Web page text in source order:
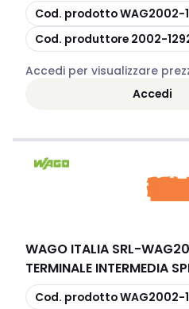
copia
Cod. prodottoWAG2002-
copia
Cod. produttore 2002-
Accedi per visualizzare
Accedi
WAGO ITALIA SRL-
TERMINALE INTERMEDIA
copia
Cod. prodottoWAG2002-